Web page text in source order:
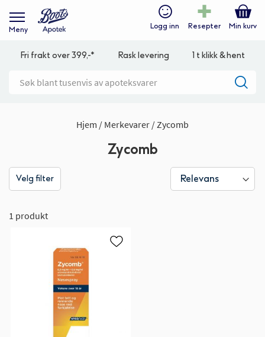
Meny Logg inn Resepter Min kurv
Fri frakt over 399,-* Rask levering 1 t klikk & hent
Hjem Merkevarer Zycomb
Zycomb
Velg filter
1 produkt